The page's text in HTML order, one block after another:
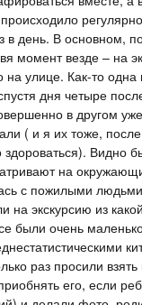
в день. В основном,
момент везде – на
на улице. Как-то одна
дня четыре
в другом
( и я их тоже, после
здороваться). Видно
на
с пожилыми
на экскурсию из
были очень
раз просили взять
его, если